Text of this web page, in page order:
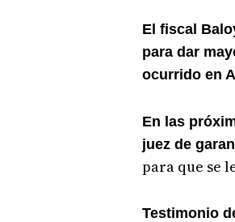
El fiscal
para dar
ocurrido en
En las
juez de
para que se
Testimonio